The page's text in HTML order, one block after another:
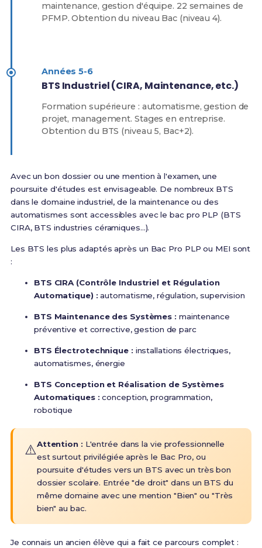
maintenance, gestion d'équipe. 22 semaines de
PFMP. Obtention du niveau Bac (niveau 4).
Années 5-6
BTS Industriel (CIRA, Maintenance, etc.)
Formation supérieure : automatisme, gestion de
projet, management. Stages en entreprise.
Obtention du BTS (niveau 5, Bac+2).
Avec un bon dossier ou une mention à l'examen, une
poursuite d'études est envisageable. De nombreux BTS
dans le domaine industriel, de la maintenance ou des
automatismes sont accessibles avec le bac pro PLP (BTS
CIRA, BTS industries céramiques...).
Les BTS les plus adaptés après un Bac Pro PLP ou MEI sont
:
BTS CIRA (Contrôle Industriel et Régulation
Automatique) : automatisme, régulation, supervision
BTS Maintenance des Systèmes : maintenance
préventive et corrective, gestion de parc
BTS Électrotechnique : installations électriques,
automatismes, énergie
BTS Conception et Réalisation de Systèmes
Automatiques : conception, programmation,
robotique
⚠️Attention : L'entrée dans la vie professionnelle
est surtout privilégiée après le Bac Pro, ou
poursuite d'études vers un BTS avec un très bon
dossier scolaire. Entrée "de droit" dans un BTS du
même domaine avec une mention "Bien" ou "Très
bien" au bac.
Je connais un ancien élève qui a fait ce parcours complet :